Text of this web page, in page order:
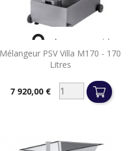
Mélangeur PSV Villa M170 - 170
Litres
Prix7 920,00 €
 Aperçu rapide